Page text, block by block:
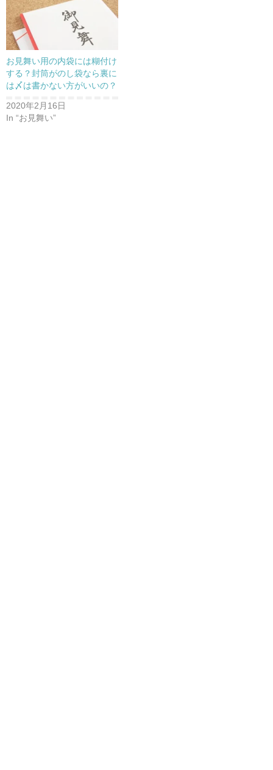
お見舞い用の内袋には糊付け
する？封筒がのし袋なら裏に
は〆は書かない方がいいの？
2020年2月16日
In “お見舞い”